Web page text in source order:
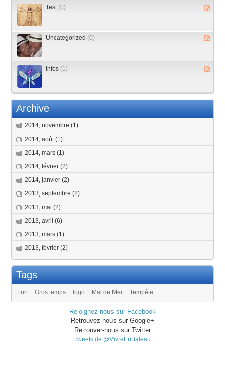
Test (0)
Uncategorized (0)
Infos (1)
Archive
2014, novembre(1)
2014, août(1)
2014, mars(1)
2014, février(2)
2014, janvier(2)
2013, septembre(2)
2013, mai(2)
2013, avril(6)
2013, mars(1)
2013, février(2)
Tags
Fun Gros temps logo Mal de Mer Tempête
Rejoignez nous sur Facebook
Retrouvez-nous sur Google+
Retrouver-nous sur Twitter
Tweets de @VivreEnBateau